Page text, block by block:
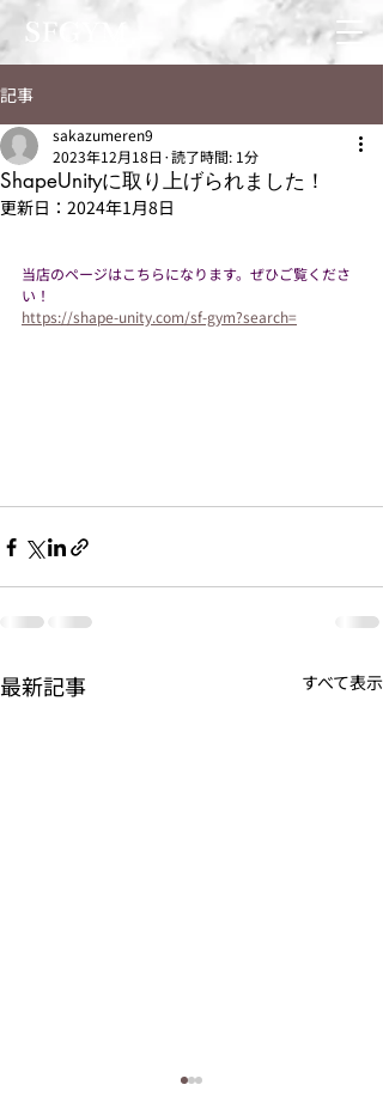
記事
ShapeUnityに取り上げられました！
sakazumeren9
2023年12月18日 読了時間: 1分
更新日： 2024年1月8日
当店のページはこちらになります。ぜひご覧くださ
い！
https://shape-unity.com/sf-gym?search=
最新記事 すべて表示